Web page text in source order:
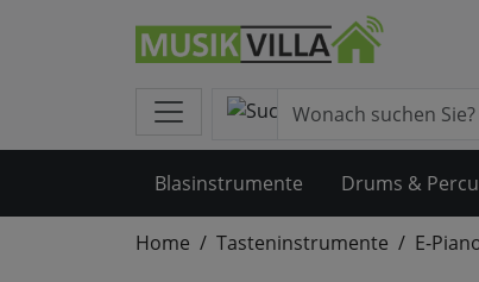
Blasinstrumente Drums &
Home Tasteninstrumente E-